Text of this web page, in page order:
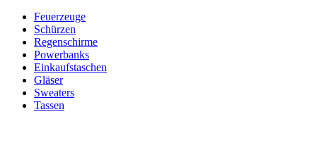
Feuerzeuge
Schürzen
Regenschirme
Powerbanks
Einkaufstaschen
Gläser
Sweaters
Tassen